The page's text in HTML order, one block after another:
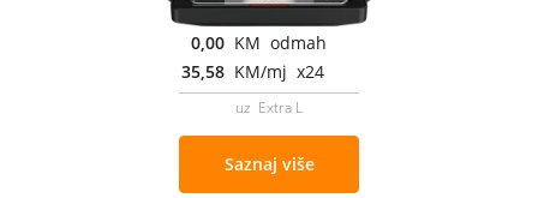
0,00 KM odmah
35,58 KM/mj x24
uz Extra L
Saznaj više